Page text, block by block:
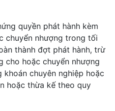
quyền phát hành kèm
chuyển nhượng trong tối
thành đợt phát hành, trừ
cho hoặc chuyển nhượng
chuyên nghiệp hoặc
hoặc thừa kế theo quy